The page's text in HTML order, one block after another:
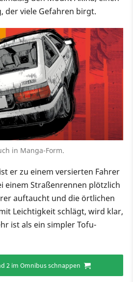
der viele Gefahren birgt.
in Manga-Form.
er zu einem versierten Fahrer
einem Straßenrennen plötzlich
auftaucht und die örtlichen
Leichtigkeit schlägt, wird klar,
ist als ein simpler Tofu-
2 im Omnibus schnappen